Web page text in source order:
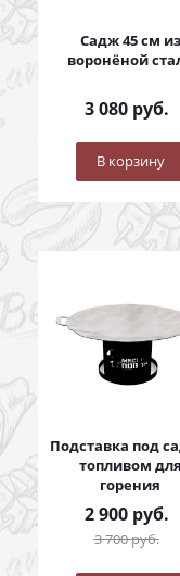
Садж 45 см из
воронёной
3 080руб.
В корзину
Подставка под
топливом для
горения
2 900руб.
3 700руб.